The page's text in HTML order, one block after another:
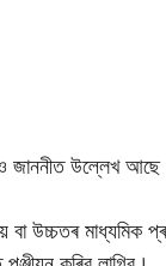
জাননীত উল্লেখ
বা উচ্চতৰ মাধ্যমিক